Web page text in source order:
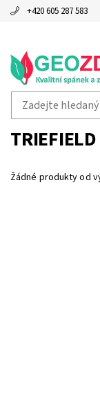
+420 605 287 583
TRIEFIELD
Žádné produkty od